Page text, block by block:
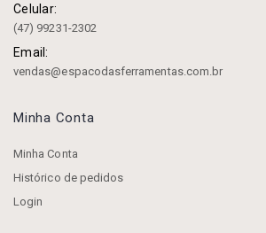
Celular:
(47) 99231-2302
Email:
vendas@espacodasferramentas.com.br
Minha Conta
Minha Conta
Histórico de pedidos
Login